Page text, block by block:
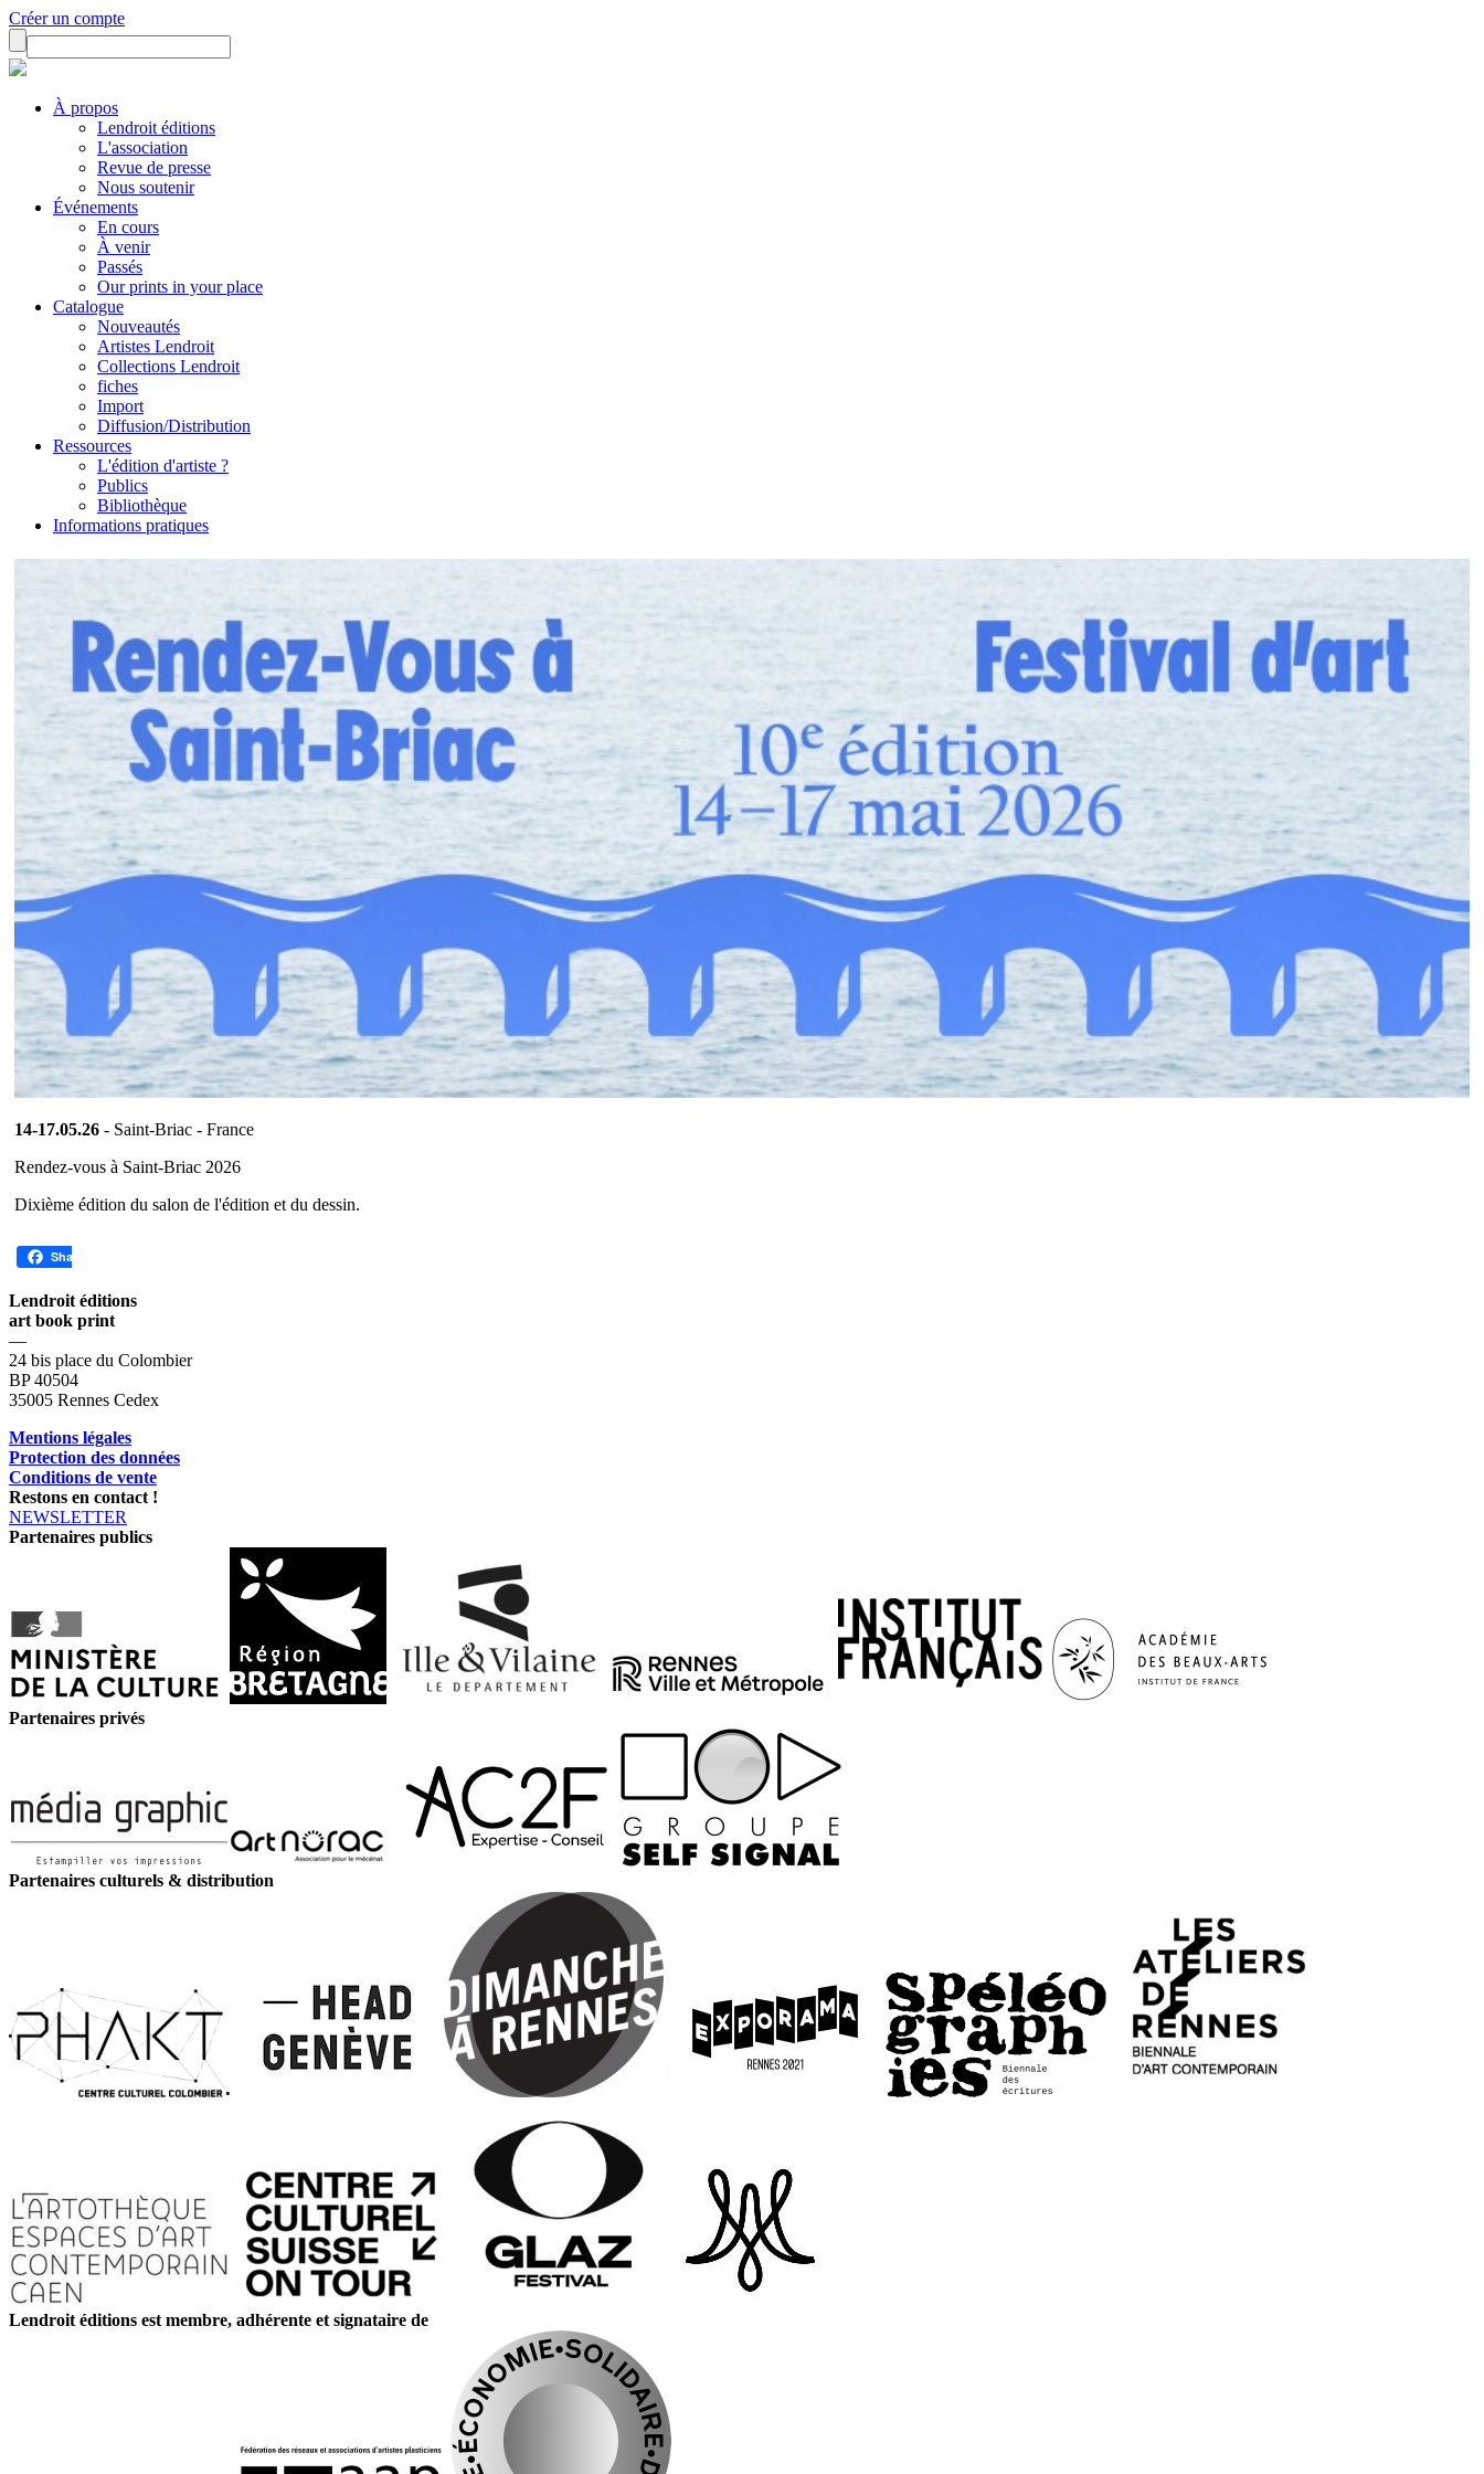
Créer un compte
À propos
Lendroit éditions
L'association
Revue de presse
Nous soutenir
Événements
En cours
À venir
Passés
Our prints in your place
Catalogue
Nouveautés
Artistes Lendroit
Collections Lendroit
fiches
Import
Diffusion/Distribution
Ressources
L'édition d'artiste ?
Publics
Bibliothèque
Informations pratiques
14-17.05.26 - Saint-Briac - France
Rendez-vous à Saint-Briac 2026
Dixième édition du salon de l'édition et du dessin.
Share
Lendroit éditions
art book print
—
24 bis place du Colombier
BP 40504
35005 Rennes Cedex
Mentions légales
Protection des données
Conditions de vente
Restons en contact !
NEWSLETTER
Partenaires publics
Partenaires privés
Partenaires culturels & distribution
Lendroit éditions est membre, adhérente et signataire de